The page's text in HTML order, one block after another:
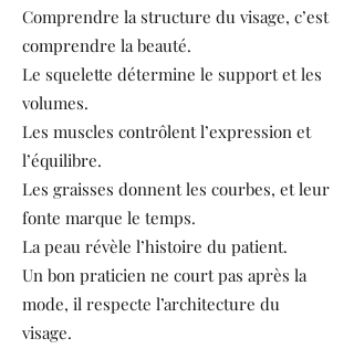
Comprendre la structure du visage, c’est
comprendre la beauté.
Le squelette détermine le support et les
volumes.
Les muscles contrôlent l’expression et
l’équilibre.
Les graisses donnent les courbes, et leur
fonte marque le temps.
La peau révèle l’histoire du patient.
Un bon praticien ne court pas après la
mode, il respecte l’architecture du
visage.